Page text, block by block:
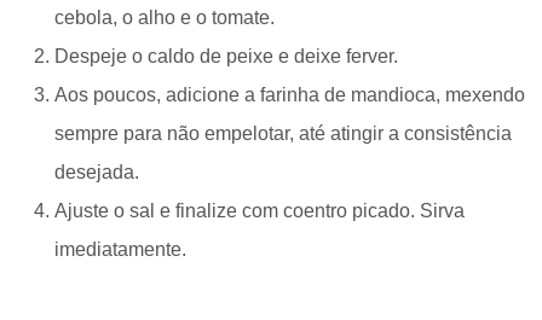
cebola, o alho e o tomate.
Despeje o caldo de peixe e deixe ferver.
Aos poucos, adicione a farinha de mandioca, mexendo
sempre para não empelotar, até atingir a consistência
desejada.
Ajuste o sal e finalize com coentro picado. Sirva
imediatamente.